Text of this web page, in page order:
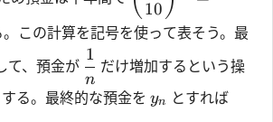
10
この計算を記号を使って表そう。最
て、預金が
n
1
だけ増加するという操
る。最終的な預金を yn とすれば